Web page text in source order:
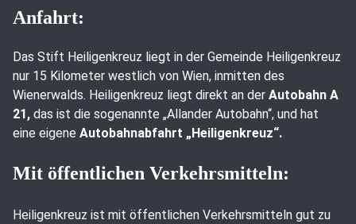
Anfahrt:
Das Stift Heiligenkreuz liegt in der Gemeinde Heiligenkreuz
nur 15 Kilometer westlich von Wien, inmitten des
Wienerwalds. Heiligenkreuz liegt direkt an der Autobahn A
21, das ist die sogenannte „Allander Autobahn“, und hat
eine eigene Autobahnabfahrt „Heiligenkreuz“.
Mit öffentlichen Verkehrsmitteln:
Heiligenkreuz ist mit öffentlichen Verkehrsmitteln gut zu